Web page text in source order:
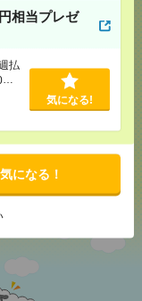
相当プレゼ
払
気になる!
になる！
電話応募
LINEで送る